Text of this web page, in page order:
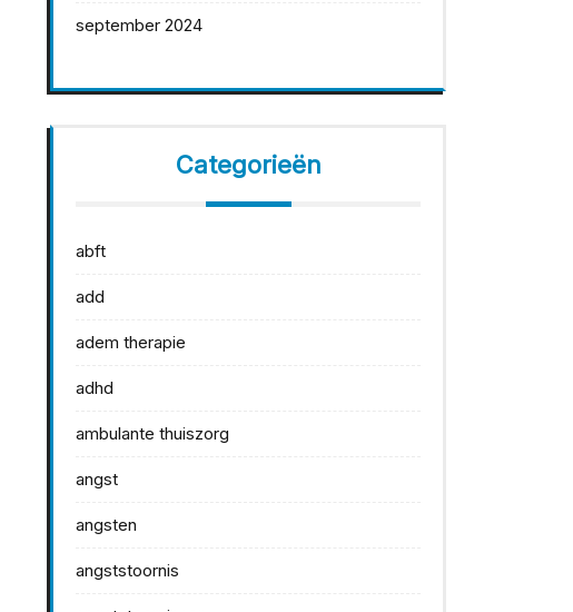
september 2024
Categorieën
abft
add
adem therapie
adhd
ambulante thuiszorg
angst
angsten
angststoornis